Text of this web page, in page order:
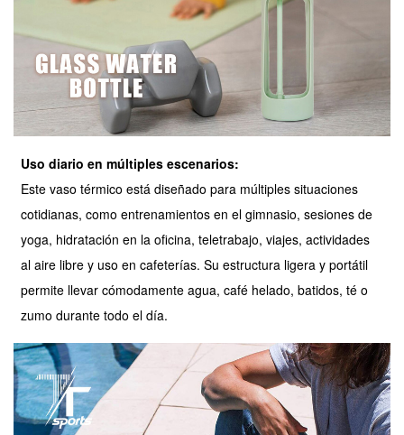
Uso diario en múltiples escenarios:
Este vaso térmico está diseñado para múltiples situaciones
cotidianas, como entrenamientos en el gimnasio, sesiones de
yoga, hidratación en la oficina, teletrabajo, viajes, actividades
al aire libre y uso en cafeterías. Su estructura ligera y portátil
permite llevar cómodamente agua, café helado, batidos, té o
zumo durante todo el día.